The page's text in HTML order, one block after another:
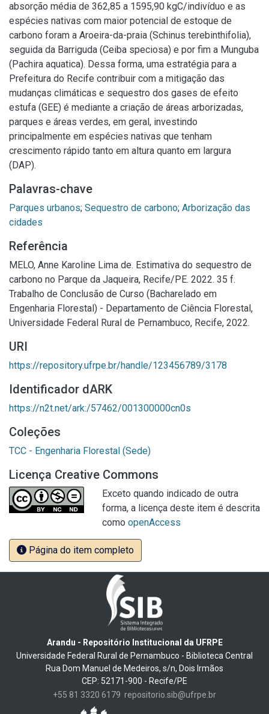
absorção média de 362,85 a 1595,90 kgC/indivíduo e as
espécies nativas com maior potencial de estoque de
carbono foram a Aroeira-da-praia (Schinus terebinthifolia),
seguida da Barriguda (Ceiba speciosa) e por fim a Munguba
(Pachira aquatica). Dessa forma, uma estratégia para a
Prefeitura do Recife contribuir com a mitigação das
mudanças climáticas e sequestro dos gases de efeito
estufa (GEE) é mediante a criação de áreas arborizadas,
parques e áreas verdes, em geral, investindo
principalmente em espécies nativas que tenham
crescimento rápido tanto em altura quanto em largura
(DAP).
Palavras-chave
Parques urbanos; Sequestro de carbono; Arborização das
cidades
Referência
MELO, Anne Karoline Lima de. Estimativa do sequestro de
carbono no Parque da Jaqueira, Recife/PE. 2022. 35 f.
Trabalho de Conclusão de Curso (Bacharelado em
Engenharia Florestal) - Departamento de Ciência Florestal,
Universidade Federal Rural de Pernambuco, Recife, 2022.
URI
https://repository.ufrpe.br/handle/123456789/3178
Identificador dARK
https://n2t.net/ark:/57462/001300000cn0s
Coleções
TCC - Engenharia Florestal (Sede)
Licença Creative Commons
Exceto quando indicado de outra
forma, a licença deste item é descrita
como openAccess
Página do item completo
Arandu - Repositório Institucional da UFRPE
Universidade Federal Rural de Pernambuco - Biblioteca Central
Rua Dom Manuel de Medeiros, s/n, Dois Irmãos
CEP: 52171-900 - Recife/PE
+55 81 3320 6179 repositorio.sib@ufrpe.br